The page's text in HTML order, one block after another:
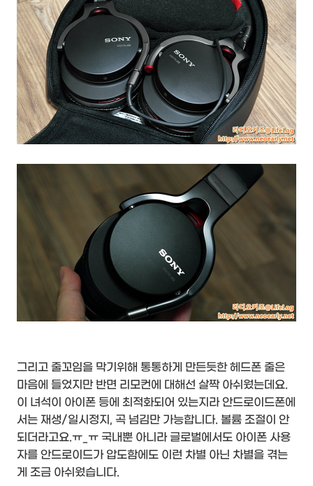
그리고 줄꼬임을 막기위해 통통하게 만든듯한 헤드폰 줄은
마음에 들었지만 반면 리모컨에 대해선 살짝 아쉬웠는데요.
이 녀석이 아이폰 등에 최적화되어 있는지라 안드로이드폰에
서는 재생/일시정지, 곡 넘김만 가능합니다. 볼륨 조절이 안
되더라고요.ㅠ_ㅠ 국내뿐 아니라 글로벌에서도 아이폰 사용
자를 안드로이드가 압도함에도 이런 차별 아닌 차별을 겪는
게 조금 아쉬웠습니다.